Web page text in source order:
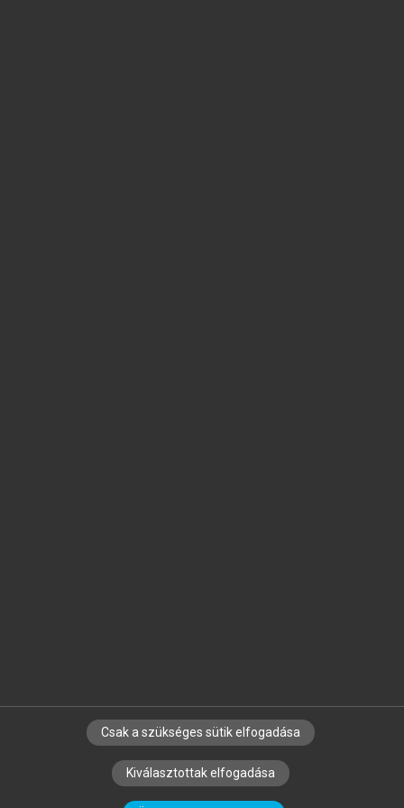
SZERZŐKNEK CÉGEKNEK KÖNYVTÁROSOKNAK
SZERKESZTÉSI ÉS LEKTORÁLÁSI ALAPELVEK
Csak a szükséges sütik elfogadása
Kiválasztottak elfogadása